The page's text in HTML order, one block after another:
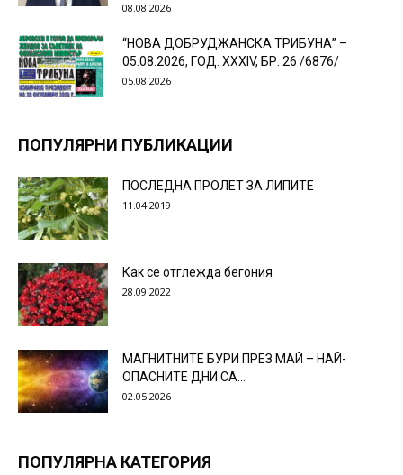
08.08.2026
“НОВА ДОБРУДЖАНСКА ТРИБУНА” –
05.08.2026, ГОД. XXХIV, БР. 26 /6876/
05.08.2026
ПОПУЛЯРНИ ПУБЛИКАЦИИ
ПОСЛЕДНА ПРОЛЕТ ЗА ЛИПИТЕ
11.04.2019
Как се отглежда бегония
28.09.2022
МАГНИТНИТЕ БУРИ ПРЕЗ МАЙ – НАЙ-
ОПАСНИТЕ ДНИ СА…
02.05.2026
ПОПУЛЯРНА КАТЕГОРИЯ